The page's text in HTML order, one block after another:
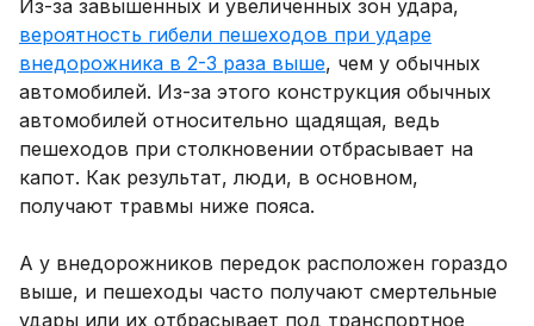
Из-за завышенных и увеличенных зон удара,
вероятность гибели пешеходов при ударе
внедорожника в 2-3 раза выше, чем у обычных
автомобилей. Из-за этого конструкция обычных
автомобилей относительно щадящая, ведь
пешеходов при столкновении отбрасывает на
капот. Как результат, люди, в основном,
получают травмы ниже пояса.
А у внедорожников передок расположен гораздо
выше, и пешеходы часто получают смертельные
удары или их отбрасывает под транспортное